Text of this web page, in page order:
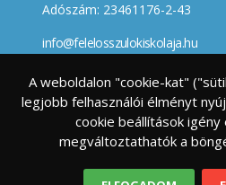
Adószám: 23461176-2-43
info@felelosszulokiskolaja.hu
A weboldalon "cookie-kat"
legjobb felhasználói élményt
cookie beállítások
megváltoztathatók a